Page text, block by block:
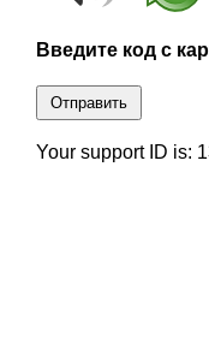
Введите код с
Отправить
Your support ID is: